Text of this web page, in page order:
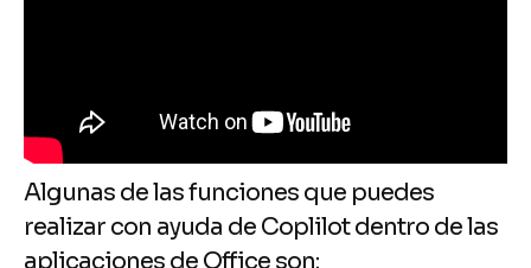
Algunas de las funciones que puedes
realizar con ayuda de Coplilot dentro de las
aplicaciones de Office son: